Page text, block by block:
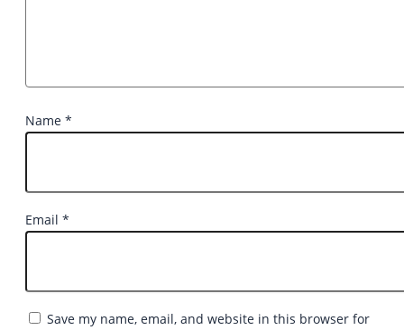
Name *
Email *
Save my name, email, and website in this browser for